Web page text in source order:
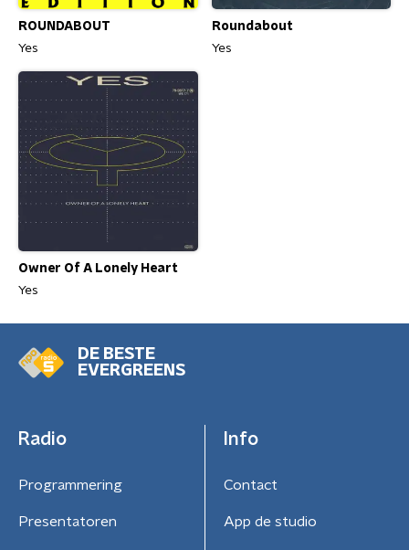
ROUNDABOUT
Yes
Roundabout
Yes
Owner Of A Lonely Heart
Yes
DE BESTE
EVERGREENS
Radio
Programmering
Presentatoren
Info
Contact
App de studio